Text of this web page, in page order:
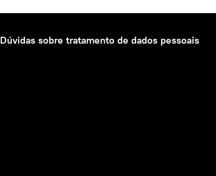
Dúvidas sobre tratamento de dados pessoais